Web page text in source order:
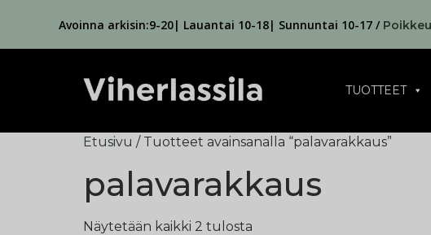
Avoinna arkisin:9-20| Lauantai 10-18| Sunnuntai 10-17 /
TUOTTEET
Etusivu / Tuotteet avainsanalla “palavarakkaus”
palavarakkaus
Näytetään kaikki 2 tulosta